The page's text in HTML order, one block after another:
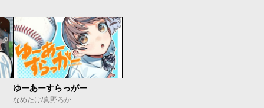
ゆーあーすらっがー
なめたけ/真野ろか